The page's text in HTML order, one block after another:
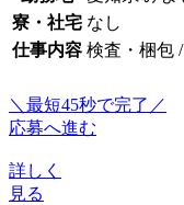
寮・社宅 なし
仕事内容 検査・梱包
＼最短45秒で完了／
応募へ進む
詳しく
見る